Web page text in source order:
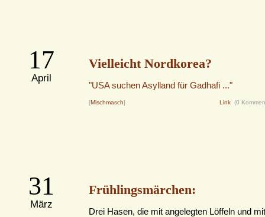
17
April
Vielleicht Nordkorea?
"USA suchen Asylland für Gadhafi ..."
[Mischmasch] Link (0
31
März
Frühlingsmärchen:
Drei Hasen, die mit angelegten Löffeln und